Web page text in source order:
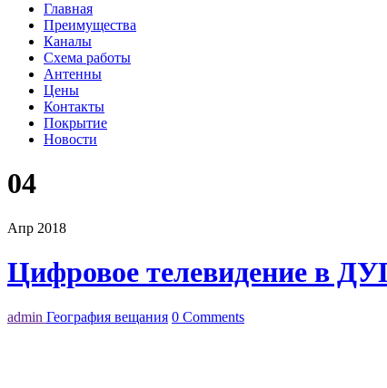
Главная
Преимущества
Каналы
Схема работы
Антенны
Цены
Контакты
Покрытие
Новости
04
Апр 2018
Цифровое телевидение в
admin География вещания 0 Comments